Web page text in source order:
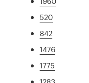
520
842
1476
1775